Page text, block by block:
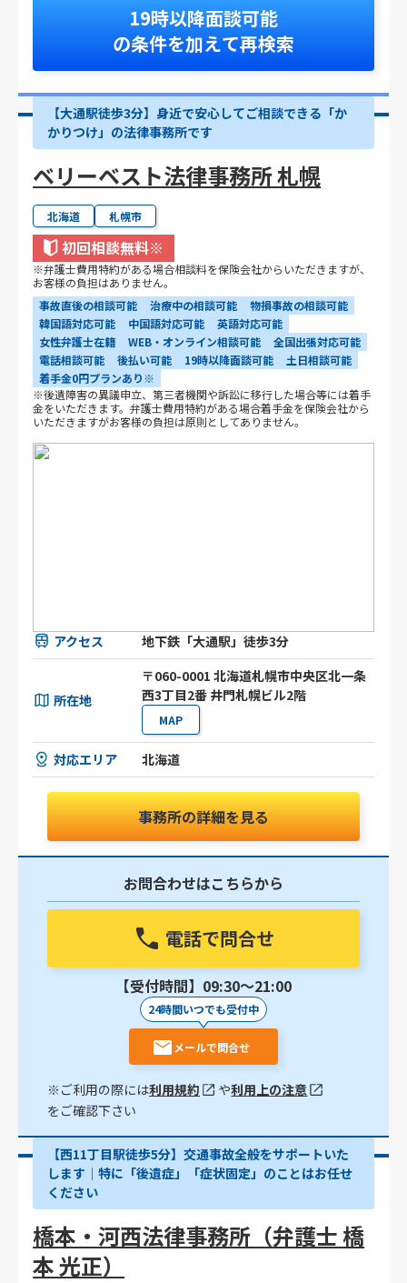
19時以降面談可能
の条件を加えて再検索
【大通駅徒歩3分】身近で安心してご相談できる「か
かりつけ」の法律事務所です
ベリーベスト法律事務所 札幌
北海道 札幌市
初回相談無料※
※弁護士費用特約がある場合相談料を保険会社からいただきますが、
お客様の負担はありません。
事故直後の相談可能
治療中の相談可能
物損事故の相談可能
韓国語対応可能
中国語対応可能
英語対応可能
女性弁護士在籍
WEB・オンライン相談可能
全国出張対応可能
電話相談可能
後払い可能 19時以降面談可能
土日相談可能
着手金0円プランあり※
※後遺障害の異議申立、第三者機関や訴訟に移行した場合等には着手
金をいただきます。弁護士費用特約がある場合着手金を保険会社から
いただきますがお客様の負担は原則としてありません。
アクセス 地下鉄「大通駅」徒歩3分
所在地
〒060-0001 北海道札幌市中央区北一条
西3丁目2番 井門札幌ビル2階
MAP
対応エリア 北海道
事務所の詳細を見る
お問合わせはこちらから
電話で問合せ
【受付時間】09:30〜21:00
24時間いつでも受付中
メールで問合せ
※ご利用の際には利用規約 や利用上の注意
をご確認下さい
【西11丁目駅徒歩5分】交通事故全般をサポートいた
します｜特に「後遺症」「症状固定」のことはお任せ
ください
橋本・河西法律事務所（弁護士 橋
本 光正）